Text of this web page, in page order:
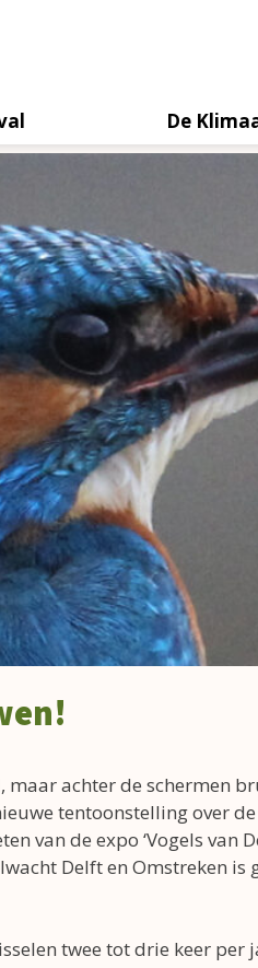
De
achter de schermen
tentoonstelling over
van de expo ‘Vogels van
Delft en Omstreken is
twee tot drie keer per